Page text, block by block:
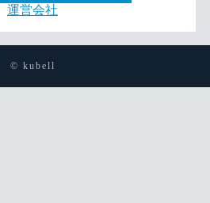
運営会社
© kubell